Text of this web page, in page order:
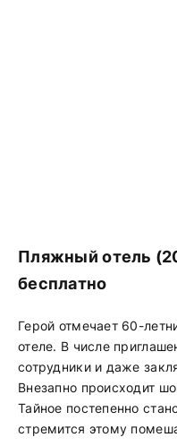
Пляжный отель
бесплатно
Герой отмечает 60-
отеле. В числе
сотрудники и даже
Внезапно происходит
Тайное постепенно
стремится этому